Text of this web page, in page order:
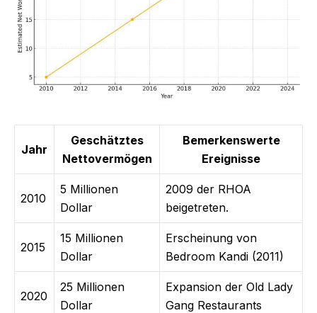
Jahr
Geschätztes
Nettovermögen
Bemerkenswerte
Ereignisse
2010
5 Millionen
Dollar
2009 der RHOA
beigetreten.
2015
15 Millionen
Dollar
Erscheinung von
Bedroom Kandi (2011)
2020
25 Millionen
Dollar
Expansion der Old Lady
Gang Restaurants